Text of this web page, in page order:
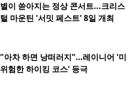
별이 쏟아지는 정상 콘서트...크리스
털 마운틴 '서밋 페스트' 8일 개최
"아차 하면 낭떠러지"…레이니어 '미
위험한 하이킹 코스' 등극